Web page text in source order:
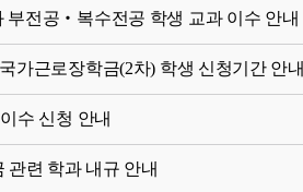
부전공‧복수전공 학생 교과 이수 안내
가근로장학금(2차) 학생 신청기간 안내
수 신청 안내
련 학과 내규 안내